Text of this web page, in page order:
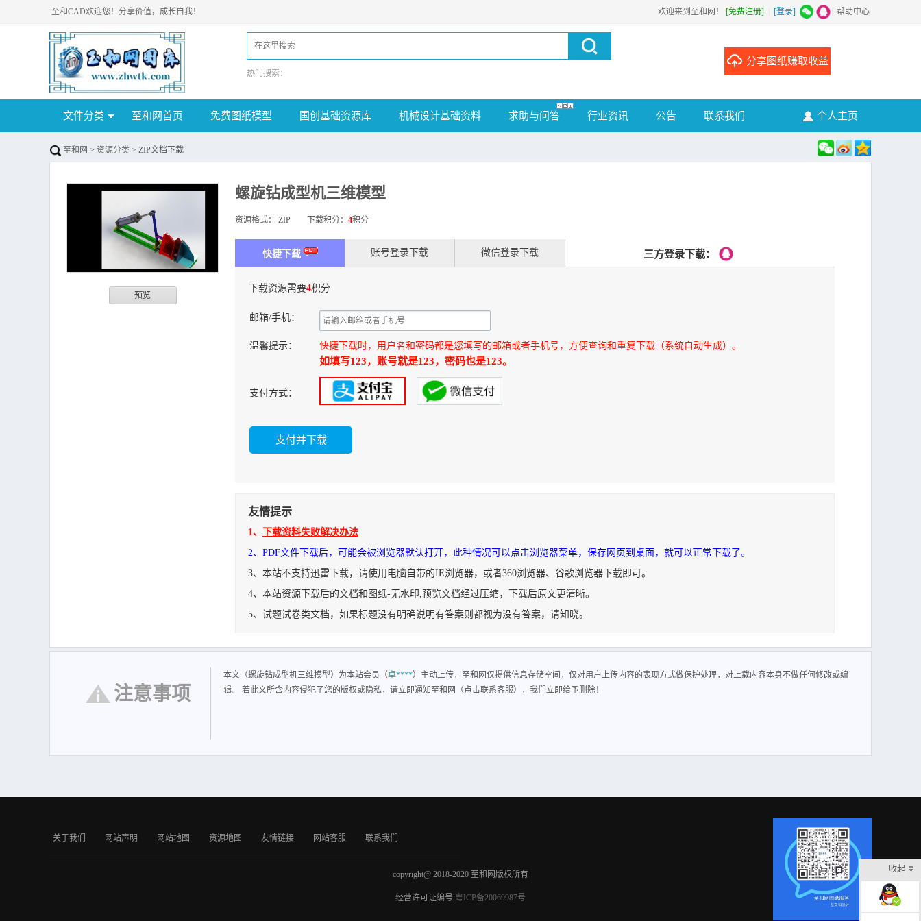
欢迎来到至和网！ [免费注册] [登录] 帮助中心
至和CAD欢迎您！分享价值，成长自我！
热门搜索：
分享图纸赚取收益
文件分类 至和网首页 免费图纸模型 国创基础资源库 机械设计基础资料 求助与问答 行业资讯 公告 联系我们 个人主页
至和网 > 资源分类 > ZIP文档下载
预览
螺旋钻成型机三维模型
资源格式： ZIP 下载积分： 4积分
快捷下载 账号登录下载 微信登录下载 三方登录下载：
下载资源需要4积分
邮箱/手机：
温馨提示： 快捷下载时，用户名和密码都是您填写的邮箱或者手机号，方便查询和重复下载（系统自动生成）。
如填写123，账号就是123，密码也是123。
支付方式：
友情提示
1、
下载资料失败解决办法
2、PDF文件下载后，可能会被浏览器默认打开，此种情况可以点击浏览器菜单，保存网页到桌面，就可以正常下载了。
3、本站不支持迅雷下载，请使用电脑自带的IE浏览器，或者360浏览器、谷歌浏览器下载即可。
4、本站资源下载后的文档和图纸-无水印,预览文档经过压缩，下载后原文更清晰。
5、试题试卷类文档，如果标题没有明确说明有答案则都视为没有答案，请知晓。
注意事项
本文（螺旋钻成型机三维模型）为本站会员（卓****）主动上传，至和网仅提供信息存储空间，仅对用户上传内容的表现方式做保护处理，对上载内容本身不做任何修改或编
辑。 若此文所含内容侵犯了您的版权或隐私，请立即通知至和网（点击联系客服），我们立即给予删除！
关于我们 网站声明 网站地图 资源地图 友情链接 网站客服 联系我们
copyright@ 2018-2020 至和网版权所有
经营许可证编号:粤ICP备20069987号
收起
在线客服